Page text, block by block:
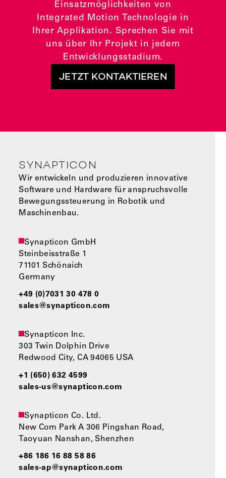
Einsatzmöglichkeiten von
Integrated Motion Technologie in
Ihrer Applikation. Sprechen Sie mit
uns über Ihr Projekt in jedem
Entwicklungsstadium.
JETZT KONTAKTIEREN
SYNAPTICON
Wir entwickeln und produzieren innovative
Software und Hardware für anspruchsvolle
Bewegungssteuerung in Robotik und
Maschinenbau.
Synapticon GmbH
Steinbeisstraße 1
71101 Schönaich
Germany
+49 (0)7031 30 478 0
sales@synapticon.com
Synapticon Inc.
303 Twin Dolphin Drive
Redwood City, CA 94065 USA
+1 (650) 632 4599
sales-us@synapticon.com
Synapticon Co. Ltd.
New Com Park A 306 Pingshan Road,
Taoyuan Nanshan, Shenzhen
+86 186 16 88 58 86
sales-ap@synapticon.com